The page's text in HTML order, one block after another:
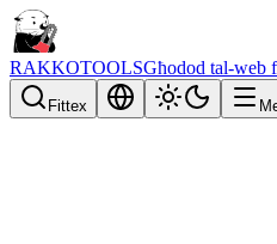
RAKKOTOOLSGħodod tal-web
Fittex